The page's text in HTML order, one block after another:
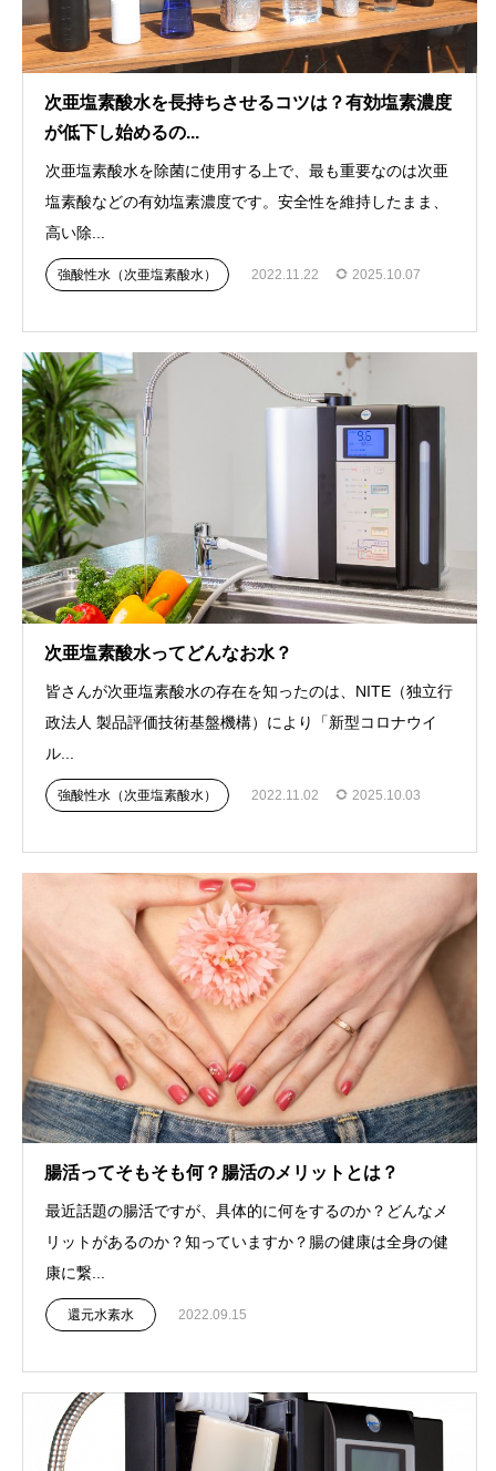
次亜塩素酸水を長持ちさせるコツは？有効塩素濃度
が低下し始めるの...
次亜塩素酸水を除菌に使用する上で、最も重要なのは次亜
塩素酸などの有効塩素濃度です。安全性を維持したまま、
高い除...
強酸性水（次亜塩素酸水） 2022.11.22 2025.10.07
次亜塩素酸水ってどんなお水？
皆さんが次亜塩素酸水の存在を知ったのは、NITE（独立行
政法人 製品評価技術基盤機構）により「新型コロナウイ
ル...
強酸性水（次亜塩素酸水） 2022.11.02 2025.10.03
腸活ってそもそも何？腸活のメリットとは？
最近話題の腸活ですが、具体的に何をするのか？どんなメ
リットがあるのか？知っていますか？腸の健康は全身の健
康に繋...
還元水素水 2022.09.15